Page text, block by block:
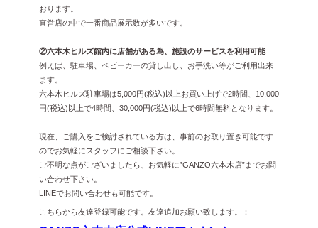
おります。
直営店の中で一番商品展示数が多いです。
②六本木ヒルズ館内に店舗がある為、施設のサービスを利用可能
例えば、駐車場、ベビーカーの貸し出し、お手洗い等がご利用出来
ます。
六本木ヒルズ駐車場は5,000円(税込)以上お買い上げで2時間、10,000
円(税込)以上で4時間、30,000円(税込)以上で6時間無料となります。
現在、ご購入をご検討されている方は、事前のお取り置き可能です
のでお気軽にスタッフにご相談下さい。
ご不明な点がございましたら、お気軽に”GANZO六本木店”までお問
い合わせ下さい。
LINEでお問い合わせも可能です。
こちらから友達登録可能です。友達追加お願い致します。：